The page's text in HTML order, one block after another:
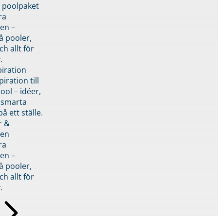
–
pooler,
allt för
till
– idéer,
ett ställe.
&
–
pooler,
allt för